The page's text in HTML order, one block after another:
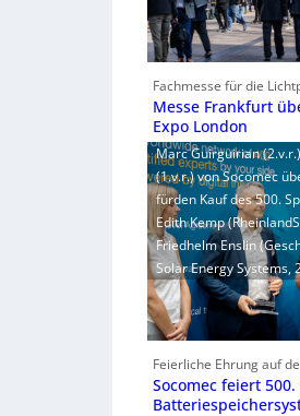
Fachmesse für die
Messe Frankfurt
Expo London
Marc Guirguirian
(1.v.r.) von Socomec
fürden Kauf des 500.
Edith Kemp
Friedhelm Enslin
Solar Energy Systems,
Feierliche Ehrung auf
Socomec feiert